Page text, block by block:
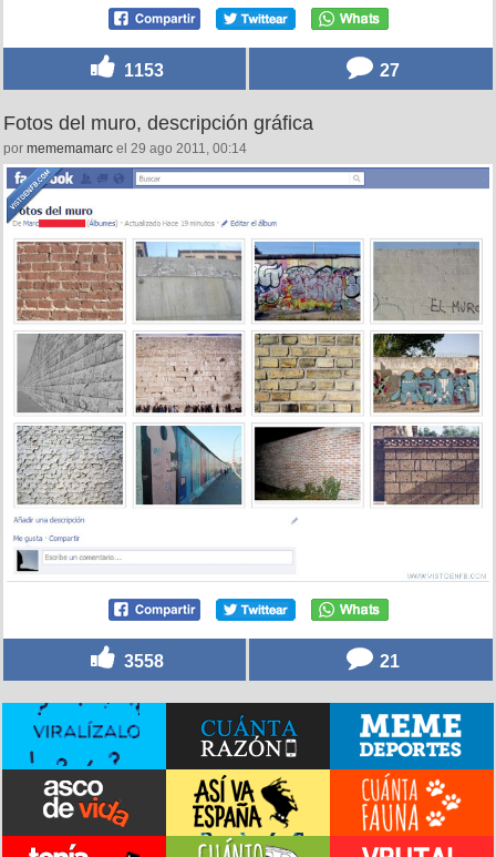
1153 27
Fotos del muro, descripción gráfica
por mememamarc el 29 ago 2011, 00:14
3558 21